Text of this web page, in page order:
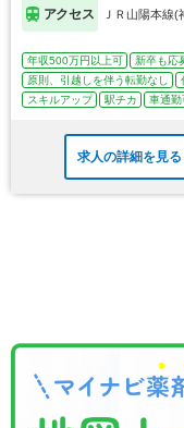
アクセス ＪＲ山陽本線
年収500万円以上可 新卒も応
原則、引越しを伴う転勤なし
スキルアップ
駅チカ 車通勤
求人の詳細を見る